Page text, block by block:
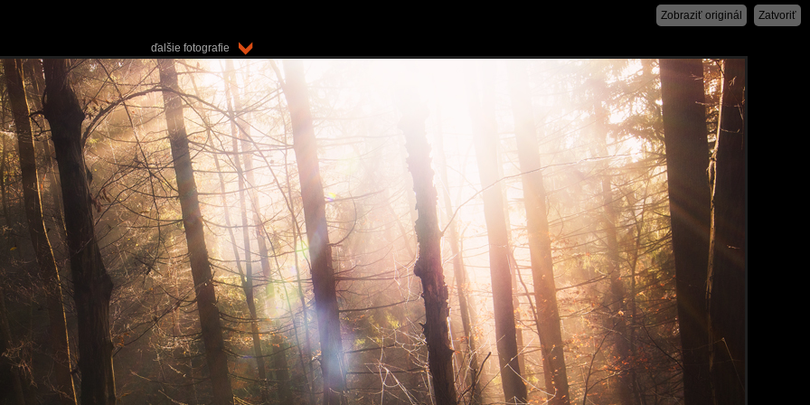
Zatvoriť
Zobraziť originál
ďalšie fotografie